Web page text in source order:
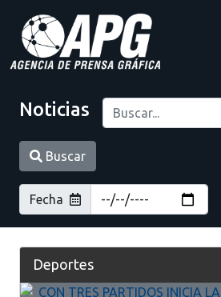
Noticias
Buscar
Fecha
Deportes